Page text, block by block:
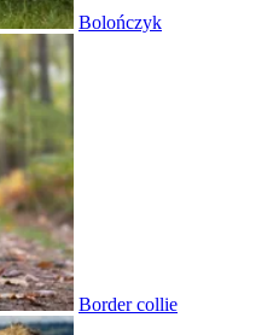
Bolończyk
Border collie